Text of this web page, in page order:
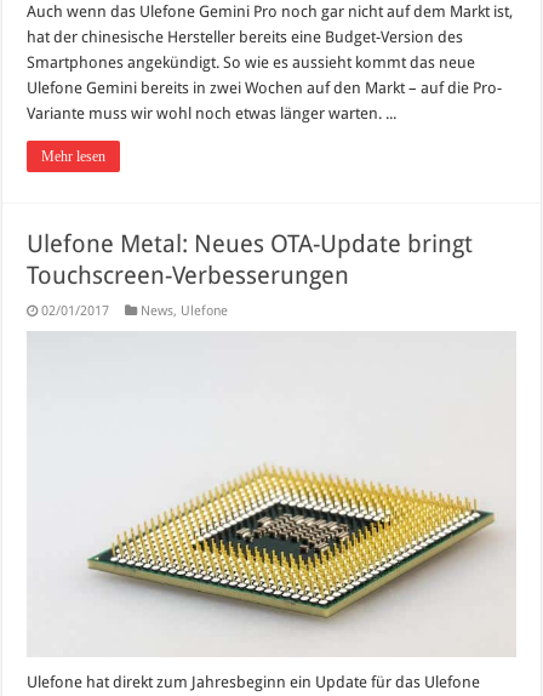
Auch wenn das Ulefone Gemini Pro noch gar nicht auf dem Markt ist,
hat der chinesische Hersteller bereits eine Budget-Version des
Smartphones angekündigt. So wie es aussieht kommt das neue
Ulefone Gemini bereits in zwei Wochen auf den Markt – auf die Pro-
Variante muss wir wohl noch etwas länger warten. ...
Mehr lesen
Ulefone Metal: Neues OTA-Update bringt
Touchscreen-Verbesserungen
02/01/2017 News, Ulefone
Ulefone hat direkt zum Jahresbeginn ein Update für das Ulefone